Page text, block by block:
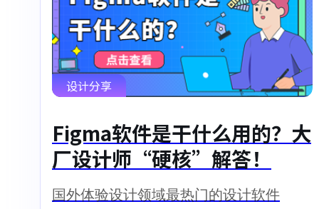
设计分享
Figma软件是干什么用的？大
厂设计师“硬核”解答！
国外体验设计领域最热门的设计软件